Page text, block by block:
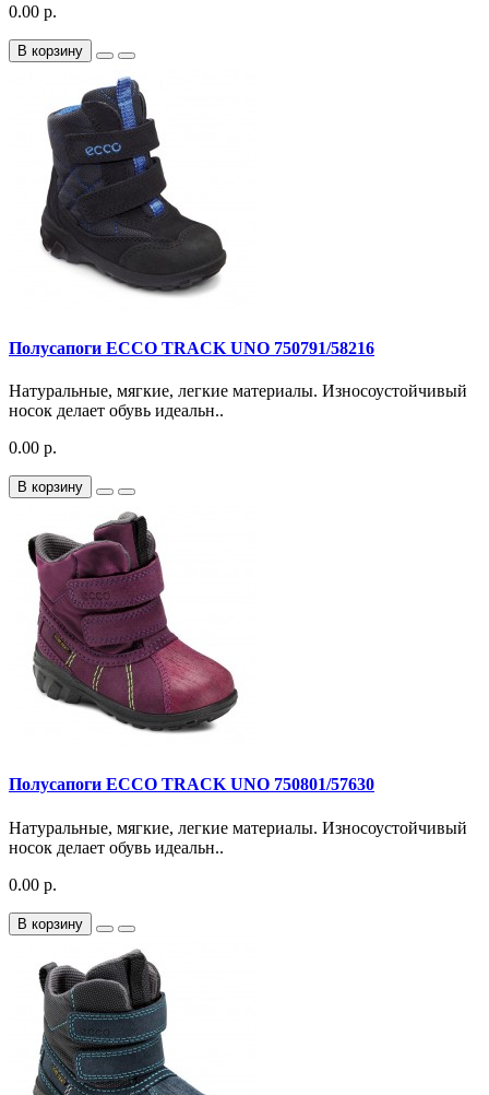
0.00 р.
В корзину
Полусапоги ECCO TRACK UNO 750791/58216
Натуральные, мягкие, легкие материалы. Износоустойчивый
носок делает обувь идеальн..
0.00 р.
В корзину
Полусапоги ECCO TRACK UNO 750801/57630
Натуральные, мягкие, легкие материалы. Износоустойчивый
носок делает обувь идеальн..
0.00 р.
В корзину